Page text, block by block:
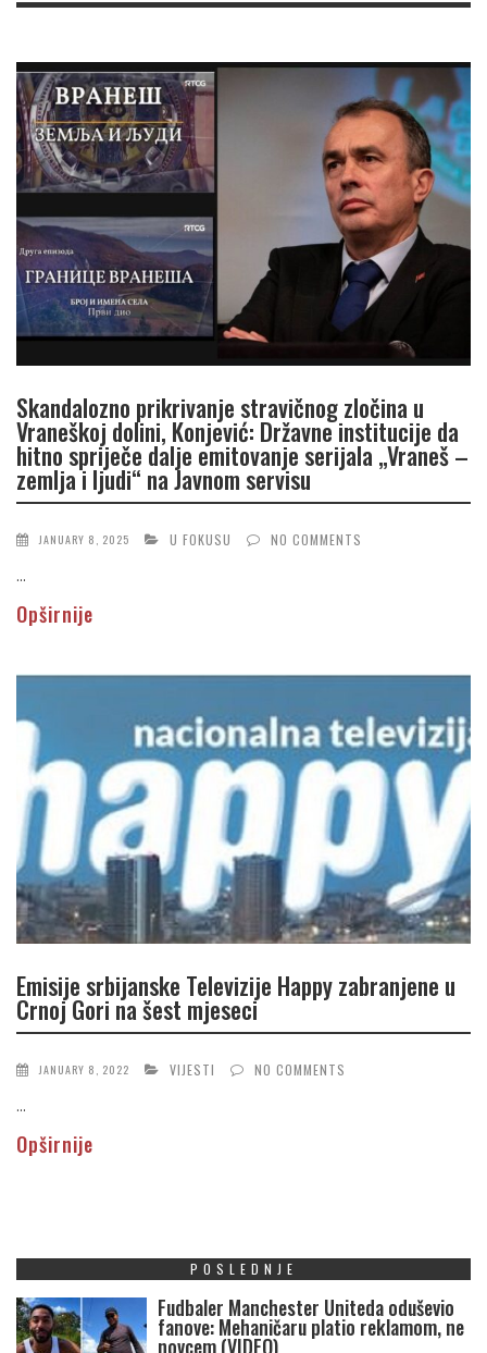
Skandalozno prikrivanje stravičnog zločina u
Vraneškoj dolini, Konjević: Državne institucije da
hitno spriječe dalje emitovanje serijala „Vraneš –
zemlja i ljudi“ na Javnom servisu
JANUARY 8, 2025 U FOKUSU NO COMMENTS
...
Opširnije
Emisije srbijanske Televizije Happy zabranjene u
Crnoj Gori na šest mjeseci
JANUARY 8, 2022 VIJESTI NO COMMENTS
...
Opširnije
POSLEDNJE
Fudbaler Manchester Uniteda oduševio
fanove: Mehaničaru platio reklamom, ne
novcem (VIDEO)